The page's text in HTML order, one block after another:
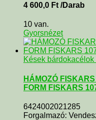
4 600,0 Ft /Darab
10 van.
Gyorsnézet
Kések bárdokacélok
HÁMOZÓ
FORM FISKARS
6424002021285
Forgalmazó: